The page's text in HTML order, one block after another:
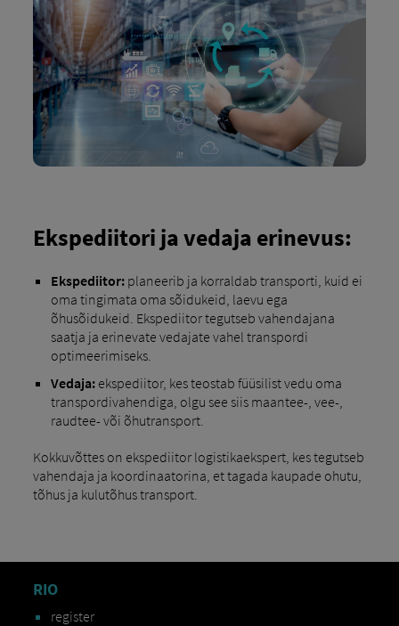
Ekspediitori ja vedaja erinevus:
Ekspediitor:planeerib ja korraldab transporti, kuid ei
oma tingimata oma sõidukeid, laevu ega
õhusõidukeid. Ekspediitor tegutseb vahendajana
saatja ja erinevate vedajate vahel transpordi
optimeerimiseks.
Vedaja:ekspediitor, kes teostab füüsilist vedu oma
transpordivahendiga, olgu see siis maantee-, vee-,
raudtee- või õhutransport.
Kokkuvõttes on ekspediitor logistikaekspert, kes tegutseb
vahendaja ja koordinaatorina, et tagada kaupade ohutu,
tõhus ja kulutõhus transport.
RIO
register